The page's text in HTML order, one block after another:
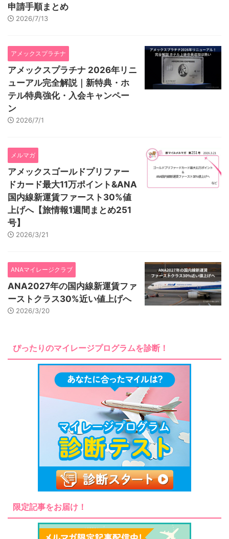
申請手順まとめ
2026/7/13
アメックスプラチナ
アメックスプラチナ 2026年リニ
ューアル完全解説｜新特典・ホ
テル特典強化・入会キャンペー
ン
2026/7/1
メルマガ
アメックスゴールドプリファー
ドカード最大11万ポイント&ANA
国内線新運賃ファースト30%値
上げへ【旅情報1週間まとめ251
号】
2026/3/21
ANAマイレージクラブ
ANA2027年の国内線新運賃ファ
ーストクラス30%近い値上げへ
2026/3/20
ぴったりのマイレージプログラムを診断！
限定記事をお届け！